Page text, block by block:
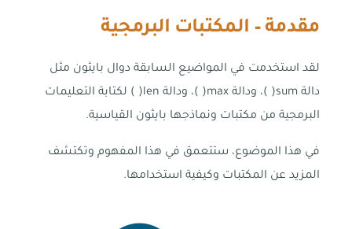
مقدمة – المكتبات البرمجية
لقد استخدمت في المواضيع السابقة دوال بايثون مثل
دالة sum( )، ودالة max( )، ودالة len( ) لكتابة التعليمات
البرمجية من مكتبات ونماذجها بايثون القياسية.
في هذا الموضوع، ستتعمق في هذا المفهوم وتكتشف
المزيد عن المكتبات وكيفية استخدامها.